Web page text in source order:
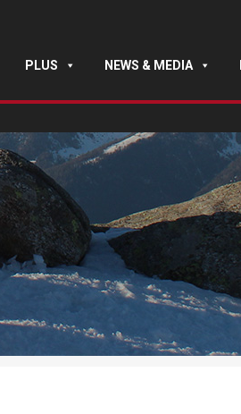
PLUS NEWS & MEDIA